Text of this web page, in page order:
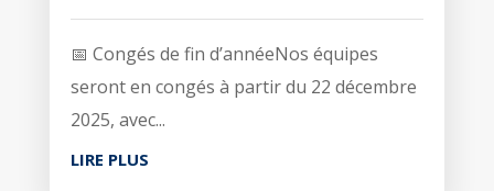
📅 Congés de fin d’annéeNos équipes
seront en congés à partir du 22 décembre
2025, avec...
LIRE PLUS